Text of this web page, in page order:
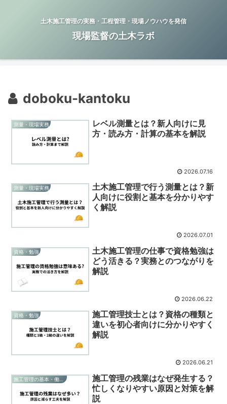
土木施工管理の実務・工程管理・現場ノウハウを発信
現場監督の土木ラボ
doboku-kantoku
測量・現場実務
レベル測量とは？新人向けに見
方・読み方・計算の基本を解説
2026.07.16
測量・現場実務
土木施工管理で行う測量とは？新
人向けに役割と基本を分かりやす
く解説
2026.07.01
資格・勉強
土木施工管理の仕事で資格勉強は
どう活きる？実務とのつながりを
解説
2026.06.22
資格・勉強
施工管理技士とは？資格の種類と
違いを初心者向けに分かりやすく
解説
2026.06.21
施工管理の残業はなぜ発生する？
忙しくなりやすい原因と対策を解
説